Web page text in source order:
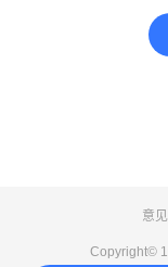
意
Copyright©